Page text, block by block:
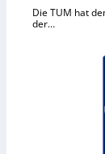
Die TUM hat
der…